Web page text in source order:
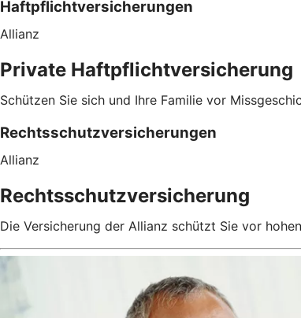
Haftpflichtversicherungen
Allianz
Private Haftpflichtversicherung
Schützen Sie sich und Ihre Familie vor
Rechtsschutzversicherungen
Allianz
Rechtsschutzversicherung
Die Versicherung der Allianz schützt Sie vor